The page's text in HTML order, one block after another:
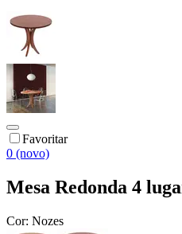
Favoritar
0 (novo)
Mesa Redonda 4
Cor: Nozes